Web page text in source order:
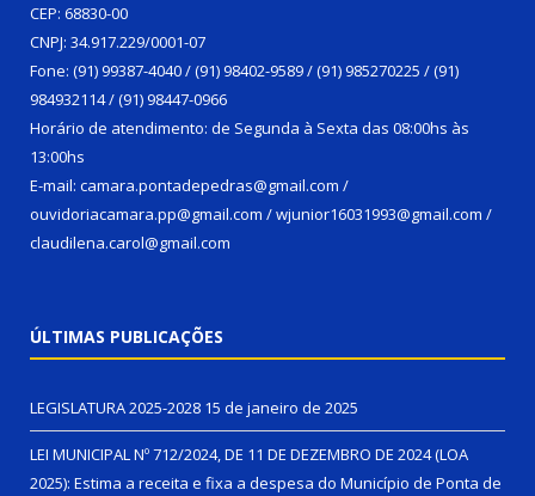
CEP: 68830-00
CNPJ: 34.917.229/0001-07
Fone: (91) 99387-4040 / (91) 98402-9589 / (91) 985270225 / (91)
984932114 / (91) 98447-0966
Horário de atendimento: de Segunda à Sexta das 08:00hs às
13:00hs
E-mail: camara.pontadepedras@gmail.com /
ouvidoriacamara.pp@gmail.com / wjunior16031993@gmail.com /
claudilena.carol@gmail.com
ÚLTIMAS PUBLICAÇÕES
LEGISLATURA 2025-2028 15 de janeiro de 2025
LEI MUNICIPAL Nº 712/2024, DE 11 DE DEZEMBRO DE 2024 (LOA
2025): Estima a receita e fixa a despesa do Município de Ponta de